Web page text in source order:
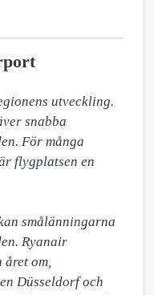
utveckling.
snabba
För många
flygplatsen en
smålänningarna
Ryanair
om,
Düsseldorf och